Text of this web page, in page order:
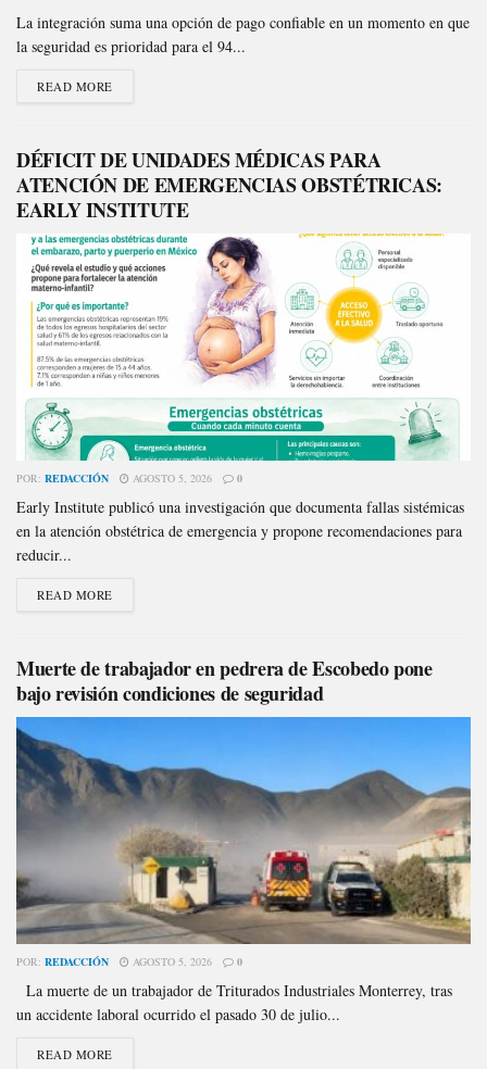
La integración suma una opción de pago confiable en un momento en que
la seguridad es prioridad para el 94...
READ MORE
DÉFICIT DE UNIDADES MÉDICAS PARA
ATENCIÓN DE EMERGENCIAS OBSTÉTRICAS:
EARLY INSTITUTE
POR: REDACCIÓN AGOSTO 5, 2026 0
Early Institute publicó una investigación que documenta fallas sistémicas
en la atención obstétrica de emergencia y propone recomendaciones para
reducir...
READ MORE
Muerte de trabajador en pedrera de Escobedo pone
bajo revisión condiciones de seguridad
POR: REDACCIÓN AGOSTO 5, 2026 0
La muerte de un trabajador de Triturados Industriales Monterrey, tras
un accidente laboral ocurrido el pasado 30 de julio...
READ MORE